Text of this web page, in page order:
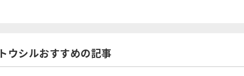
トウシルおすすめの記事